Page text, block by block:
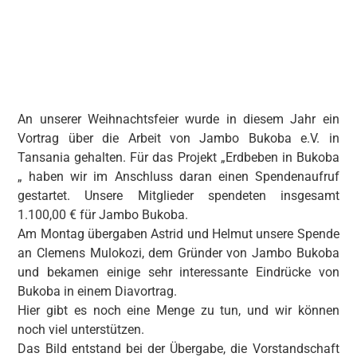
An unserer Weihnachtsfeier wurde in diesem Jahr ein
Vortrag über die Arbeit von Jambo Bukoba e.V. in
Tansania gehalten. Für das Projekt „Erdbeben in Bukoba
„ haben wir im Anschluss daran einen Spendenaufruf
gestartet. Unsere Mitglieder spendeten insgesamt
1.100,00 € für Jambo Bukoba.
Am Montag übergaben Astrid und Helmut unsere Spende
an Clemens Mulokozi, dem Gründer von Jambo Bukoba
und bekamen einige sehr interessante Eindrücke von
Bukoba in einem Diavortrag.
Hier gibt es noch eine Menge zu tun, und wir können
noch viel unterstützen.
Das Bild entstand bei der Übergabe, die Vorstandschaft